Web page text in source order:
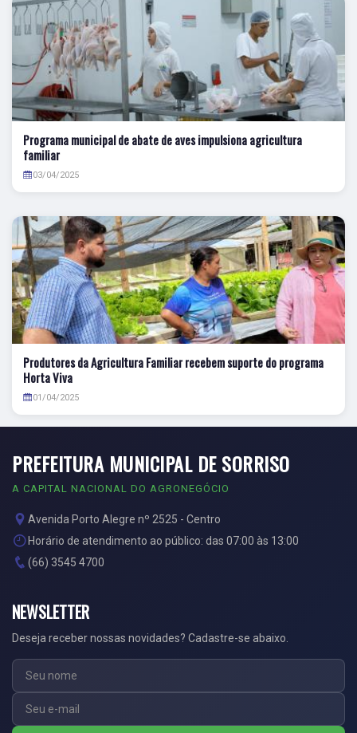
Programa municipal de abate de aves impulsiona agricultura
familiar
03/04/2025
Produtores da Agricultura Familiar recebem suporte do programa
Horta Viva
01/04/2025
PREFEITURA MUNICIPAL DE SORRISO
A CAPITAL NACIONAL DO AGRONEGÓCIO
Avenida Porto Alegre nº 2525 - Centro
Horário de atendimento ao público: das 07:00 às 13:00
(66) 3545 4700
NEWSLETTER
Deseja receber nossas novidades? Cadastre-se abaixo.